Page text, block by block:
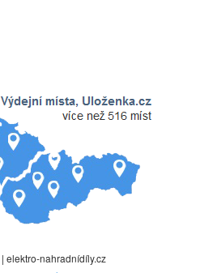
elektro-nahradnídíly.cz